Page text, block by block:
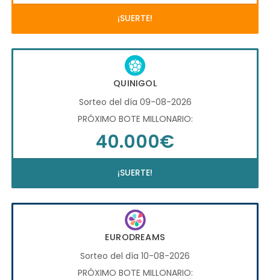
¡SUERTE!
QUINIGOL
Sorteo del día 09-08-2026
PRÓXIMO BOTE MILLONARIO:
40.000€
¡SUERTE!
EURODREAMS
Sorteo del día 10-08-2026
PRÓXIMO BOTE MILLONARIO: